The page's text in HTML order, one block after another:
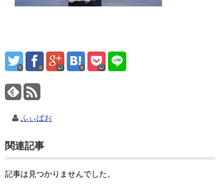
0 0 0
ふぃばお
関連記事
記事は見つかりませんでした。